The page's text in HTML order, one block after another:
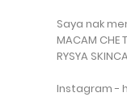
Saya nak
MACAM CHE
RYSYA
Instagram -